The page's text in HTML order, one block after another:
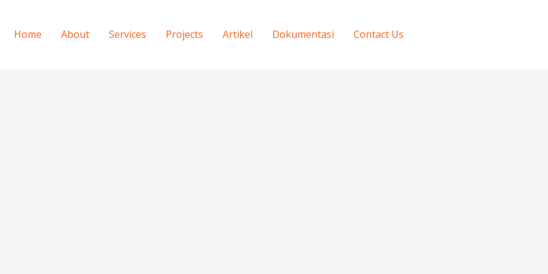
Home About Services Projects Artikel Dokumentasi Contact Us